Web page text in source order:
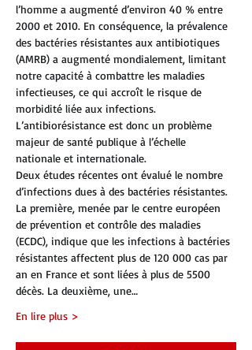
l’homme a augmenté d’environ 40 % entre
2000 et 2010. En conséquence, la prévalence
des bactéries résistantes aux antibiotiques
(AMRB) a augmenté mondialement, limitant
notre capacité à combattre les maladies
infectieuses, ce qui accroît le risque de
morbidité liée aux infections.
L’antibiorésistance est donc un problème
majeur de santé publique à l’échelle
nationale et internationale.
Deux études récentes ont évalué le nombre
d’infections dues à des bactéries résistantes.
La première, menée par le centre européen
de prévention et contrôle des maladies
(ECDC), indique que les infections à bactéries
résistantes affectent plus de 120 000 cas par
an en France et sont liées à plus de 5500
décès. La deuxième, une…
En lire plus >